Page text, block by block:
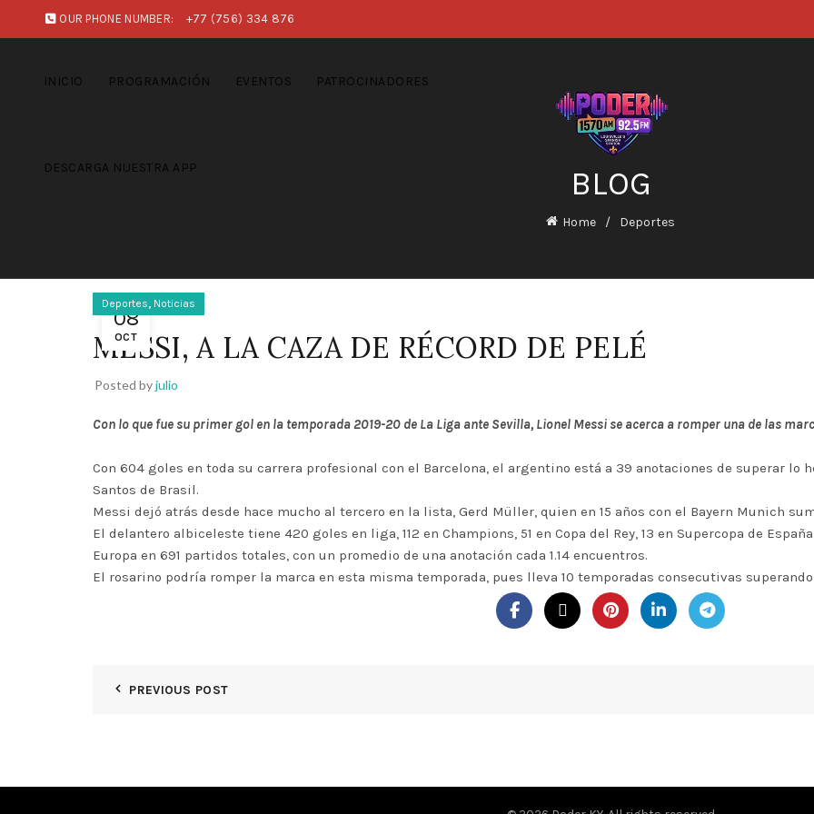
OUR PHONE NUMBER: +77 (756) 334 876
INICIO PROGRAMACIÓN EVENTOS PATROCINADORES
DESCARGA NUESTRA APP BLOG
Home Deportes
08
OCT
Deportes, Noticias
MESSI, A LA CAZA DE RÉCORD DE PELÉ
Posted byjulio
Con lo que fue su primer gol en la temporada 2019-20 de La Liga ante Sevilla, Lionel Messi se acerca a romper una de las
Con 604 goles en toda su carrera profesional con el Barcelona, el argentino está a 39 anotaciones de superar lo
Santos de Brasil.
Messi dejó atrás desde hace mucho al tercero en la lista, Gerd Müller, quien en 15 años con el Bayern Munich
El delantero albiceleste tiene 420 goles en liga, 112 en Champions, 51 en Copa del Rey, 13 en Supercopa de
Europa en 691 partidos totales, con un promedio de una anotación cada 1.14 encuentros.
El rosarino podría romper la marca en esta misma temporada, pues lleva 10 temporadas consecutivas
PREVIOUS POST